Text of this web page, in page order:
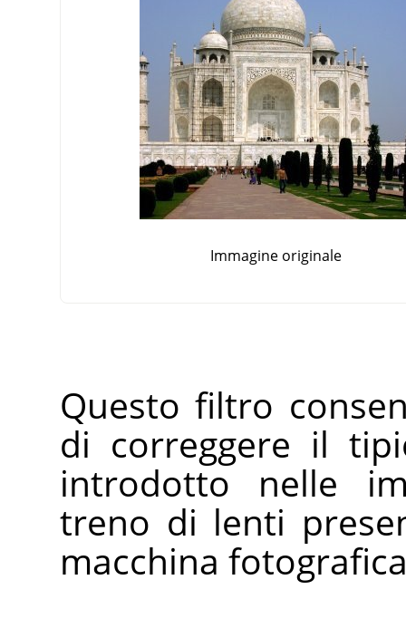
Immagine originale
Questo filtro
di correggere il
introdotto nelle
treno di lenti
macchina